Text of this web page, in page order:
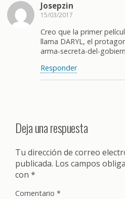
Josepzin
15/03/2017
Creo que la primer
llama DARYL, el
arma-secreta-del-
Responder
Deja una respuesta
Tu dirección de correo
publicada. Los campos
con *
Comentario *